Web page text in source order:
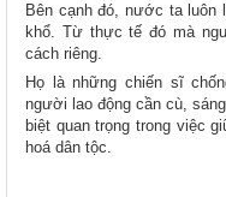
Bên cạnh đó, nước ta luôn
khổ. Từ thực tế đó mà
cách riêng.
Họ là những chiến sĩ
người lao động cần cù,
biệt quan trọng trong việc
hoá dân tộc.